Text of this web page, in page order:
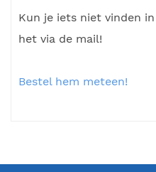
Kun je iets niet vinden
het via de mail!
Bestel hem meteen!